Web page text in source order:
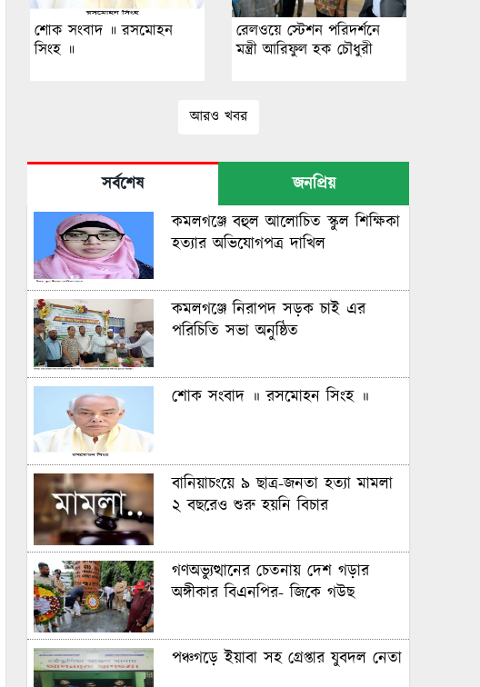
শোক সংবাদ ॥ রসমোহন
সিংহ ॥
রেলওয়ে স্টেশন পরিদর্শনে
মন্ত্রী আরিফুল হক চৌধুরী
আরও খবর
সর্বশেষ
জনপ্রিয়
কমলগঞ্জে বহুল আলোচিত স্কুল শিক্ষিকা
হত্যার অভিযোগপত্র দাখিল
কমলগঞ্জে নিরাপদ সড়ক চাই এর
পরিচিতি সভা অনুষ্ঠিত
শোক সংবাদ ॥ রসমোহন সিংহ ॥
বানিয়াচংয়ে ৯ ছাত্র-জনতা হত্যা মামলা
২ বছরেও শুরু হয়নি বিচার
গণঅভ্যুত্থানের চেতনায় দেশ গড়ার
অঙ্গীকার বিএনপির- জিকে গউছ
পঞ্চগড়ে ইয়াবা সহ গ্রেপ্তার যুবদল নেতা